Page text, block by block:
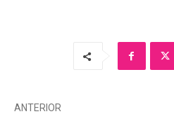
ANTERIOR